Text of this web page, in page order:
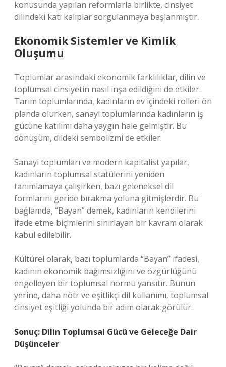
konusunda yapılan reformlarla birlikte, cinsiyet
dilindeki katı kalıplar sorgulanmaya başlanmıştır.
Ekonomik Sistemler ve Kimlik
Oluşumu
Toplumlar arasındaki ekonomik farklılıklar, dilin ve
toplumsal cinsiyetin nasıl inşa edildiğini de etkiler.
Tarım toplumlarında, kadınların ev içindeki rolleri ön
planda olurken, sanayi toplumlarında kadınların iş
gücüne katılımı daha yaygın hale gelmiştir. Bu
dönüşüm, dildeki sembolizmi de etkiler.
Sanayi toplumları ve modern kapitalist yapılar,
kadınların toplumsal statülerini yeniden
tanımlamaya çalışırken, bazı geleneksel dil
formlarını geride bırakma yoluna gitmişlerdir. Bu
bağlamda, “Bayan” demek, kadınların kendilerini
ifade etme biçimlerini sınırlayan bir kavram olarak
kabul edilebilir.
Kültürel olarak, bazı toplumlarda “Bayan” ifadesi,
kadının ekonomik bağımsızlığını ve özgürlüğünü
engelleyen bir toplumsal normu yansıtır. Bunun
yerine, daha nötr ve eşitlikçi dil kullanımı, toplumsal
cinsiyet eşitliği yolunda bir adım olarak görülür.
Sonuç: Dilin Toplumsal Gücü ve Geleceğe Dair
Düşünceler